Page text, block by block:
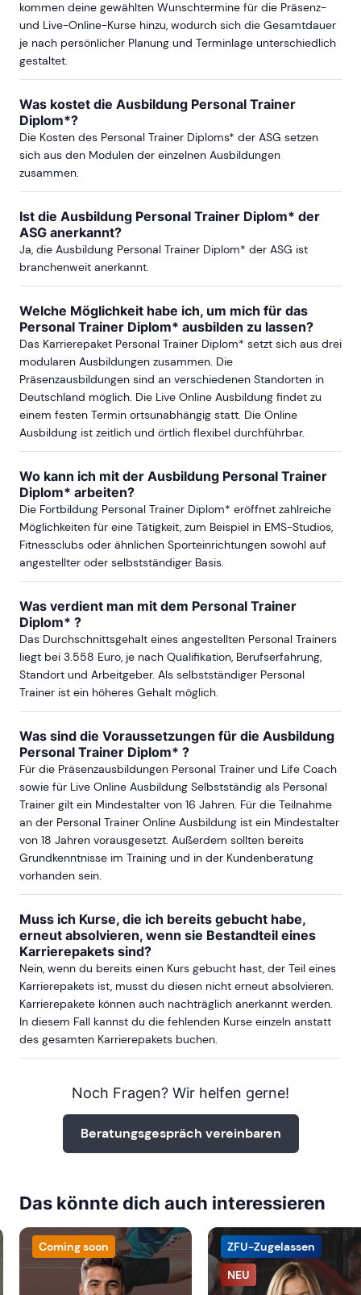
kommen deine gewählten Wunschtermine für die Präsenz-
und Live-Online-Kurse hinzu, wodurch sich die Gesamtdauer
je nach persönlicher Planung und Terminlage unterschiedlich
gestaltet.
Was kostet die Ausbildung Personal Trainer
Diplom*?
Die Kosten des Personal Trainer Diploms* der ASG setzen
sich aus den Modulen der einzelnen Ausbildungen
zusammen.
Ist die Ausbildung Personal Trainer Diplom* der
ASG anerkannt?
Ja, die Ausbildung Personal Trainer Diplom* der ASG ist
branchenweit anerkannt.
Welche Möglichkeit habe ich, um mich für das
Personal Trainer Diplom* ausbilden zu lassen?
Das Karrierepaket Personal Trainer Diplom* setzt sich aus drei
modularen Ausbildungen zusammen. Die
Präsenzausbildungen sind an verschiedenen Standorten in
Deutschland möglich. Die Live Online Ausbildung findet zu
einem festen Termin ortsunabhängig statt. Die Online
Ausbildung ist zeitlich und örtlich flexibel durchführbar.
Wo kann ich mit der Ausbildung Personal Trainer
Diplom* arbeiten?
Die Fortbildung Personal Trainer Diplom* eröffnet zahlreiche
Möglichkeiten für eine Tätigkeit, zum Beispiel in EMS-Studios,
Fitnessclubs oder ähnlichen Sporteinrichtungen sowohl auf
angestellter oder selbstständiger Basis.
Was verdient man mit dem Personal Trainer
Diplom* ?
Das Durchschnittsgehalt eines angestellten Personal Trainers
liegt bei 3.558 Euro, je nach Qualifikation, Berufserfahrung,
Standort und Arbeitgeber. Als selbstständiger Personal
Trainer ist ein höheres Gehalt möglich.
Was sind die Voraussetzungen für die Ausbildung
Personal Trainer Diplom* ?
Für die Präsenzausbildungen Personal Trainer und Life Coach
sowie für Live Online Ausbildung Selbstständig als Personal
Trainer gilt ein Mindestalter von 16 Jahren. Für die Teilnahme
an der Personal Trainer Online Ausbildung ist ein Mindestalter
von 18 Jahren vorausgesetzt. Außerdem sollten bereits
Grundkenntnisse im Training und in der Kundenberatung
vorhanden sein.
Muss ich Kurse, die ich bereits gebucht habe,
erneut absolvieren, wenn sie Bestandteil eines
Karrierepakets sind?
Nein, wenn du bereits einen Kurs gebucht hast, der Teil eines
Karrierepakets ist, musst du diesen nicht erneut absolvieren.
Karrierepakete können auch nachträglich anerkannt werden.
In diesem Fall kannst du die fehlenden Kurse einzeln anstatt
des gesamten Karrierepakets buchen.
Noch Fragen? Wir helfen gerne!
Beratungsgespräch vereinbaren
Das könnte dich auch interessieren
Coming soon
NEU
ZFU-Zugelassen